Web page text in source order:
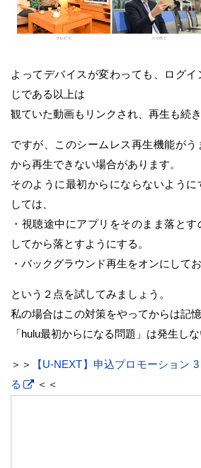
よってデバイスが変わっても、ログ
じである以上は
観ていた動画もリンクされ、再生も続き
ですが、このシームレス再生機能がう
から再生できない場合があります。
そのように最初からにならないように
しては、
・視聴途中にアプリをそのまま落と
してから落とすようにする。
・バックグラウンド再生をオンにしてお
という２点を試してみましょう。
私の場合はこの対策をやってからは記
「hulu最初からになる問題」は発生し
＞＞
【U-NEXT】申込プロモーション
る
＜＜